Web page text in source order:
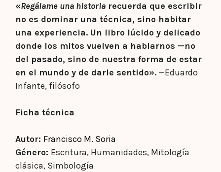
«Regálame una historia recuerda que escribir
no es dominar una técnica, sino habitar
una experiencia. Un libro lúcido y delicado
donde los mitos vuelven a hablarnos —no
del pasado, sino de nuestra forma de estar
en el mundo y de darle sentido». —Eduardo
Infante, filósofo
Ficha técnica
Autor: Francisco M. Soria
Género: Escritura, Humanidades, Mitología
clásica, Simbología